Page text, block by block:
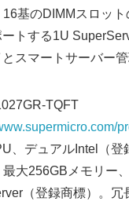
基のDIMMスロッ
トする1U
スマートサーバー管
TQFT
、デュアルIntel（
大256GBメモリー
（登録商標）。